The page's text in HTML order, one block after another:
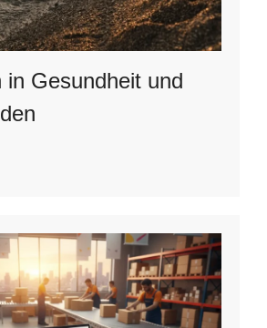
in Gesundheit und